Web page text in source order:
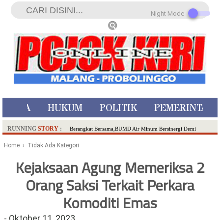
HUKUM POLITIK
RUNNING STORY : Berangkat Bersama,BUMD Air Minum Bersinergi Demi
Ditangkap di Kediri,Satu Buron
SDN Sumberejo 02 Kota Batu Kembangkan Program Inovasi
Literasi Melalui LASKAR JODA, Usung Filosofi Gelar Sehelai
Tikar
Ambulance Dari Berbagai Daerah Padati Kota Wisata Batu
Home › Tidak Ada Kategori
Kejaksaan Agung Memeriksa 2
Orang Saksi Terkait Perkara
Komoditi Emas
Night Mode